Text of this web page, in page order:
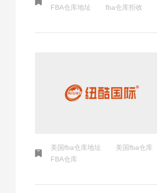
FBA仓库地址
fba仓库拒收
美国fba仓库地址 美国fba仓库
FBA仓库